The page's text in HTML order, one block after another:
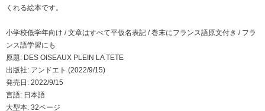
くれる絵本です。
小学校低学年向け / 文章はすべて平仮名表記 / 巻末にフランス語原文付き / フラ
ンス語学習にも
原題: DES OISEAUX PLEIN LA TETE
出版社: アンドエト (2022/9/15)
発売日: 2022/9/15
言語: 日本語
大型本: 32ページ